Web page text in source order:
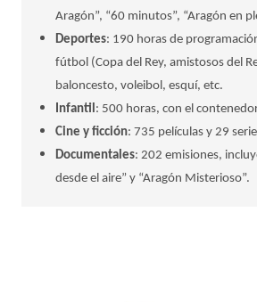
Aragón”, “60 minutos”, “Aragón en
Deportes: 190 horas de
fútbol (Copa del Rey, amistosos del
baloncesto, voleibol, esquí, etc.
Infantil: 500 horas, con el contenedor
Cine y ficción: 735 películas y 29
Documentales: 202 emisiones,
desde el aire” y “Aragón Misterioso”.